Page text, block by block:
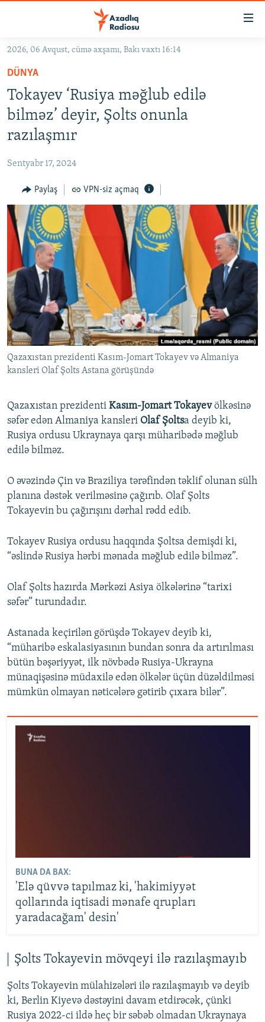
Əsas
qayıt
Əsas
naviqasiyaya
qayıt
Axtarışa
#İZAHLA
KORRUPSIOMETR
#ƏSLINDƏ
QANUNI DOĞRU
ARAŞDIRMA
MULTIMEDIA
VIDEO
FOTOQALEREYA
İNFOQRAFIKA
KARIKATURA
RADIO ARXIV
OXU ZALI
AZƏRBAYCAN ƏDƏBIYYATI KITABXANASI
İSLAM VƏ DEMOKRATIYA
İZ - MƏDƏNIYYƏT PROQRAMI
HAQQIMIZDA
MISSIYAMIZ
PEŞƏ ETIKASI VƏ JURNALISTIKA STANDARTLARIMIZ
MATERIALLARIMIZDAN ISTIFADƏ
AZADLIQRADIOSU MOBIL TELEFONUNUZDA
BIZIMLƏ ƏLAQƏ
BIZI IZLƏ
RFE/RL-in bütün saytları
2026, 06 Avqust, cümə axşamı, Bakı vaxtı 16:14
DÜNYA
Tokayev ‘Rusiya məğlub edilə
bilməz’ deyir, Şolts onunla
razılaşmır
Sentyabr 17, 2024
Paylaş VPN-siz açmaq
Qazaxıstan prezidenti Kasım-Jomart Tokayev və Almaniya
kansleri Olaf Şolts Astana görüşündə
Qazaxıstan prezidenti Kasım-Jomart Tokayevölkəsinə
səfər edən Almaniya kansleri Olaf Şoltsa deyib ki,
Rusiya ordusu Ukraynaya qarşı müharibədə məğlub
edilə bilməz.
O əvəzində Çin və Braziliya tərəfindən təklif olunan sülh
planına dəstək verilməsinə çağırıb. Olaf Şolts
Tokayevin bu çağırışını dərhal rədd edib.
Tokayev Rusiya ordusu haqqında Şoltsa demişdi ki,
“əslində Rusiya hərbi mənada məğlub edilə bilməz”.
Olaf Şolts hazırda Mərkəzi Asiya ölkələrinə “tarixi
səfər” turundadır.
Astanada keçirilən görüşdə Tokayev deyib ki,
“müharibə eskalasiyasının bundan sonra da artırılması
bütün bəşəriyyət, ilk növbədə Rusiya-Ukrayna
münaqişəsinə müdaxilə edən ölkələr üçün düzəldilməsi
mümkün olmayan nəticələrə gətirib çıxara bilər”.
BUNA DA BAX:
'Elə qüvvə tapılmaz ki, 'hakimiyyət
qollarında iqtisadi mənafe qrupları
yaradacağam' desin'
Şolts Tokayevin mövqeyi ilə razılaşmayıb
Şolts Tokayevin mülahizələri ilə razılaşmayıb və deyib
ki, Berlin Kiyevə dəstəyini davam etdirəcək, çünki
Rusiya 2022-ci ildə heç bir səbəb olmadan Ukraynaya